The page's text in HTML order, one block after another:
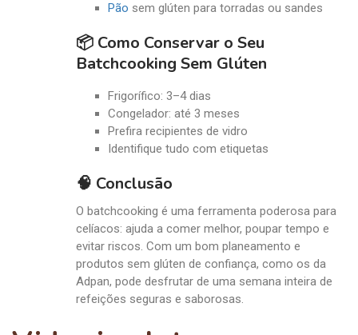
Pão sem glúten para torradas ou sandes
📦 Como Conservar o Seu
Batchcooking Sem Glúten
Frigorífico: 3–4 dias
Congelador: até 3 meses
Prefira recipientes de vidro
Identifique tudo com etiquetas
🧠 Conclusão
O batchcooking é uma ferramenta poderosa para
celíacos: ajuda a comer melhor, poupar tempo e
evitar riscos. Com um bom planeamento e
produtos sem glúten de confiança, como os da
Adpan, pode desfrutar de uma semana inteira de
refeições seguras e saborosas.